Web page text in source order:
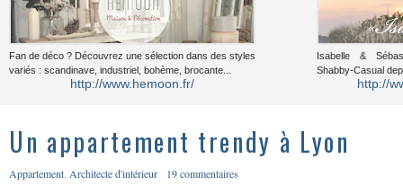
Fan de déco ? Découvrez une sélection dans des styles
variés : scandinave, industriel, bohème, brocante...
http://www.hemoon.fr/
Isabelle &
Shabby-Casual
http://
Un appartement trendy à Lyon
Appartement Architecte d'intérieur 19 commentaires